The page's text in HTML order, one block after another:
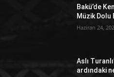
Bakü’de
Müzik Dolu
Haziran 24,
Aslı
ardındaki